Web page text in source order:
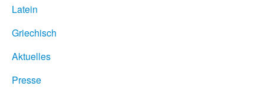
Latein
Griechisch
Aktuelles
Presse